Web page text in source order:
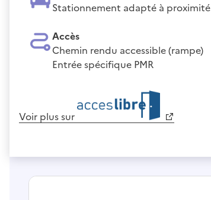
Stationnement adapté à proximité
Accès
Chemin rendu accessible (rampe)
Entrée spécifique PMR
Voir plus sur